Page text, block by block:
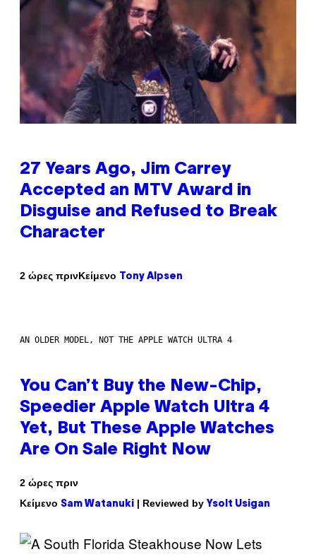
27 Years Ago, Jim Carrey
Accepted an MTV Award in
Disguise and Refused to Break
Character
2 ώρες πρινΚείμενο Tony Alpsen
AN OLDER MODEL, NOT THE APPLE WATCH ULTRA 4
You Can’t Buy the New-Chip,
Speedier Apple Watch Ultra 4
Yet, But These Apple Watches
Are On Sale Right Now
2 ώρες πριν
Κείμενο Sam Watanuki | Reviewed by Ysolt Usigan